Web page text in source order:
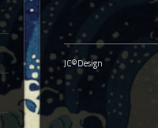
JC©Design